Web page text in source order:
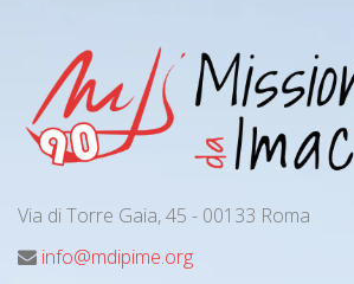
Via di Torre Gaia, 45 - 00133 Roma
info@mdipime.org